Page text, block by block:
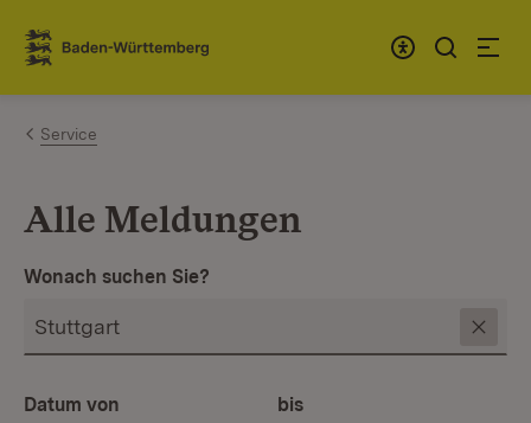
Zum Inhalt springen
Link zur Startseite
Service
Alle Meldungen
Wonach suchen Sie?
Datum von bis